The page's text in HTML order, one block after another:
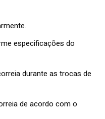
especificações do
durante as trocas de
de acordo com o